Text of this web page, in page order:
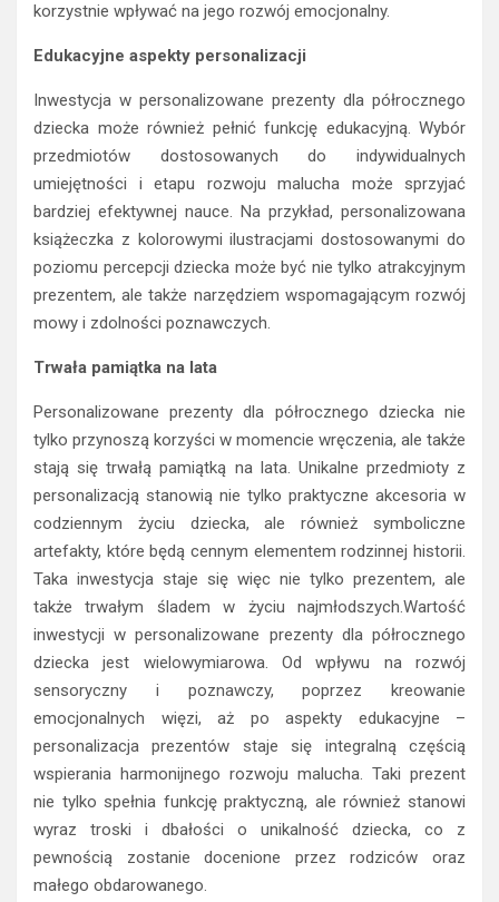
korzystnie wpływać na jego rozwój emocjonalny.
Edukacyjne aspekty personalizacji
Inwestycja w personalizowane prezenty dla półrocznego
dziecka może również pełnić funkcję edukacyjną. Wybór
przedmiotów dostosowanych do indywidualnych
umiejętności i etapu rozwoju malucha może sprzyjać
bardziej efektywnej nauce. Na przykład, personalizowana
książeczka z kolorowymi ilustracjami dostosowanymi do
poziomu percepcji dziecka może być nie tylko atrakcyjnym
prezentem, ale także narzędziem wspomagającym rozwój
mowy i zdolności poznawczych.
Trwała pamiątka na lata
Personalizowane prezenty dla półrocznego dziecka nie
tylko przynoszą korzyści w momencie wręczenia, ale także
stają się trwałą pamiątką na lata. Unikalne przedmioty z
personalizacją stanowią nie tylko praktyczne akcesoria w
codziennym życiu dziecka, ale również symboliczne
artefakty, które będą cennym elementem rodzinnej historii.
Taka inwestycja staje się więc nie tylko prezentem, ale
także trwałym śladem w życiu najmłodszych.Wartość
inwestycji w personalizowane prezenty dla półrocznego
dziecka jest wielowymiarowa. Od wpływu na rozwój
sensoryczny i poznawczy, poprzez kreowanie
emocjonalnych więzi, aż po aspekty edukacyjne –
personalizacja prezentów staje się integralną częścią
wspierania harmonijnego rozwoju malucha. Taki prezent
nie tylko spełnia funkcję praktyczną, ale również stanowi
wyraz troski i dbałości o unikalność dziecka, co z
pewnością zostanie docenione przez rodziców oraz
małego obdarowanego.